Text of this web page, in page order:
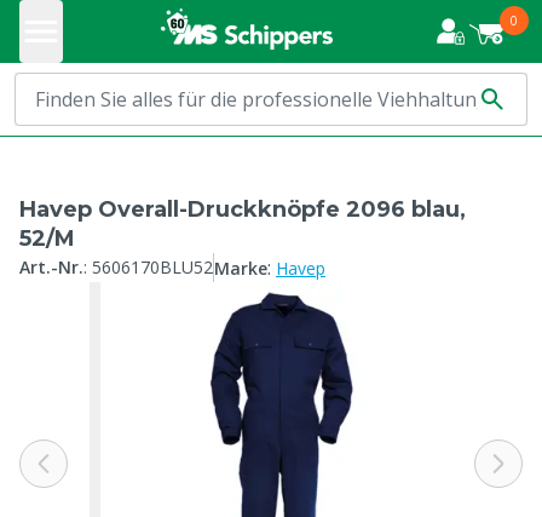
0
Havep Overall-Druckknöpfe 2096 blau,
52/M
Art.-Nr.: 5606170BLU52Marke: Havep